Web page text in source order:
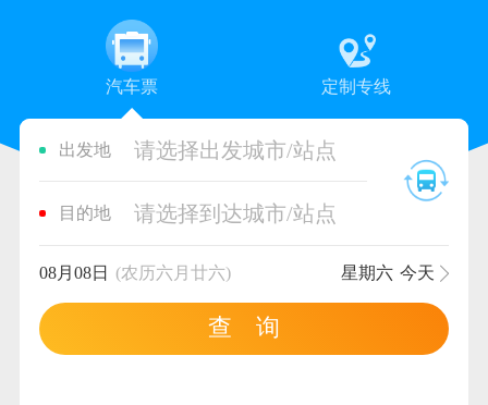
汽车票 定制专线
出发地 请选择出发城市/站点
目的地 请选择到达城市/站点
08月08日 (农历六月廿六) 星期六 今天
查 询